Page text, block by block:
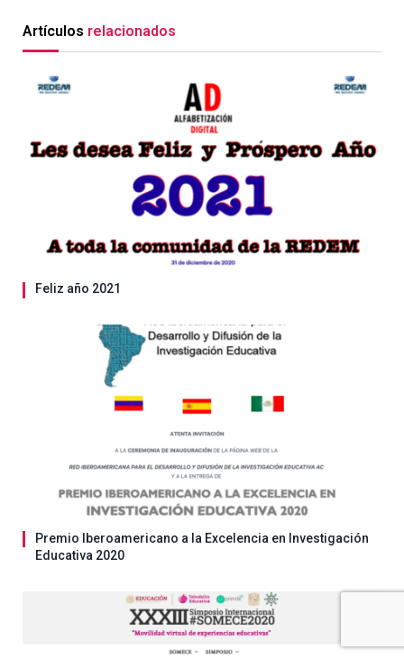
Artículos relacionados
Feliz año 2021
Premio Iberoamericano a la Excelencia en Investigación
Educativa 2020